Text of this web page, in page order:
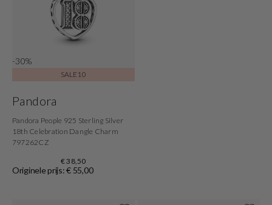
-30%
SALE10
Pandora
Pandora People 925 Sterling Silver
18th Celebration Dangle Charm
797262CZ
€ 38,50
Originele prijs: € 55,00